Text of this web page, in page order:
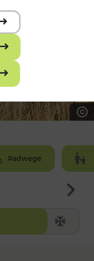
Radwege